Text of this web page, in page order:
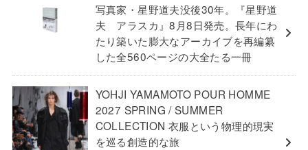
写真家・星野道夫没後30年。『星野道
夫 アラスカ』8月8日発売。長年にわ
たり築いた膨大なアーカイブを再編纂
した全560ページの大全たる一冊
YOHJI YAMAMOTO POUR HOMME
2027 SPRING / SUMMER
COLLECTION 衣服という物理的現実
を巡る創造的な旅